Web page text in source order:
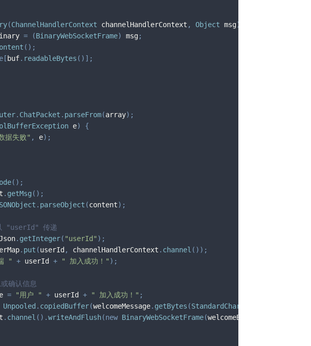
(ChannelHandlerContext channelHandlerContext , Object msg)
= (BinaryWebSocketFrame) msg;
( ) ;
[ buf. readableBytes ( ) ] ;
. ChatPacket . parseFrom(array) ;
e)
{
据失败" , e) ;
( ) ;
. getMsg ( ) ;
. parseObject (content) ;
"userId" 传递
. getInteger( "userId" ) ;
. put (userId , channelHandlerContext . channel ( ) ) ;
" + userId + " 加入成功！" ) ;
确认信息
= "用户 " + userId + " 加入成功！" ;
Unpooled . copiedBuffer(welcomeMessage. getBytes (StandardCharsets
. channel ( ) .writeAndFlush(new BinaryWebSocketFrame(welcomeBuf